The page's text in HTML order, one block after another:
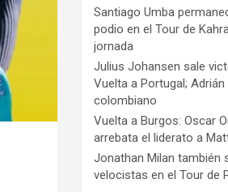
Santiago Umba
podio en el Tour de
jornada
Julius Johansen sale
Vuelta a Portugal;
colombiano
Vuelta a Burgos: Oscar
arrebata el liderato a
Jonathan Milan también
velocistas en el Tour de